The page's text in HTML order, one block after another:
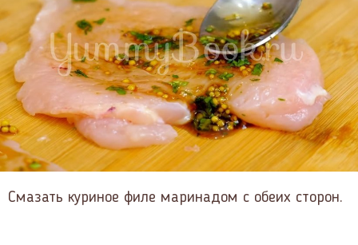
Смазать куриное филе маринадом с обеих сторон.